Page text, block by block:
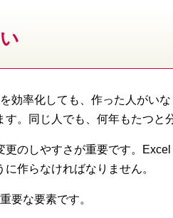
効率化しても、作った人がい
。同じ人でも、何年もたつと
更のしやすさが重要です。
作らなければなりません。
要な要素です。